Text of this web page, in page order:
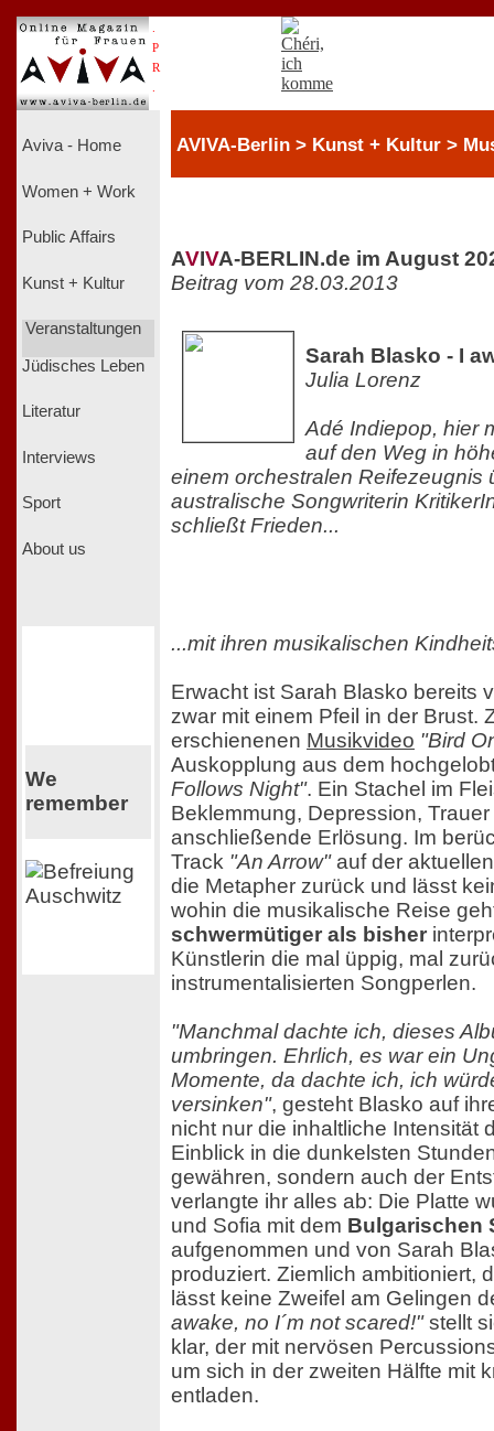
P
R
Aviva - Home
Women + Work
Public Affairs
Kunst + Kultur
Veranstaltungen
Jüdisches Leben
Literatur
Interviews
Sport
About us
We
remember
AVIVA-Berlin > Kunst + Kultur >
AVIVA-BERLIN.de im August
Beitrag vom 28.03.2013
Sarah Blasko - I
Julia Lorenz
Adé Indiepop, hier
auf den Weg in
einem orchestralen Reifezeugnis
australische Songwriterin
schließt Frieden...
...mit ihren musikalischen
Erwacht ist Sarah Blasko bereits
zwar mit einem Pfeil in der Brust.
erschienenen Musikvideo "Bird
Auskopplung aus dem
Follows Night". Ein Stachel im
Beklemmung, Depression,
anschließende Erlösung. Im
Track "An Arrow"auf der
die Metapher zurück und lässt
wohin die musikalische Reise
schwermütiger als bisher
Künstlerin die mal üppig, mal
instrumentalisierten Songperlen.
"Manchmal dachte ich, dieses
umbringen. Ehrlich, es war ein
Momente, da dachte ich, ich
versinken", gesteht Blasko auf
nicht nur die inhaltliche Intensität
Einblick in die dunkelsten
gewähren, sondern auch der
verlangte ihr alles ab: Die Platte
und Sofia mit dem Bulgarischen
aufgenommen und von Sarah
produziert. Ziemlich ambitioniert,
lässt keine Zweifel am Gelingen
awake, no I´m not scared!"stellt
klar, der mit nervösen
um sich in der zweiten Hälfte mit
entladen.